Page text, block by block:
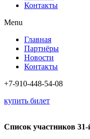
Контакты
Menu
Главная
Партнёры
Новости
Контакты
+7-910-448-54-08
купить билет
Список участников